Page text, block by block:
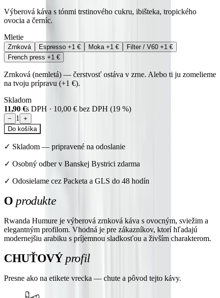
Výberová káva s tónmi trstinového cukru, ibišteka, tropického
ovocia a černíc.
Mletie
Zrnková Espresso +1 € Moka +1 € Filter / V60 +1 €
French press +1 €
Zrnková (nemletá) — čerstvosť ostáva v zrne. Alebo ti ju zomelieme
na tvoju prípravu (+1 €).
Skladom
11,90 €s DPH · 10,00 € bez DPH (19 %)
− 1
+
Do košíka
✓ Skladom — pripravené na odoslanie
✓ Osobný odber v Banskej Bystrici zdarma
✓ Odosielame cez Packeta a GLS do 48 hodín
O produkte
Rwanda Humure je výberová zrnková káva s ovocným, sviežim a
elegantným profilom. Vhodná je pre zákazníkov, ktorí hľadajú
modernejšiu arabiku s príjemnou sladkosťou a živším charakterom.
CHUŤOVÝ profil
Presne ako na etikete vrecka — chute a pôvod tejto kávy.